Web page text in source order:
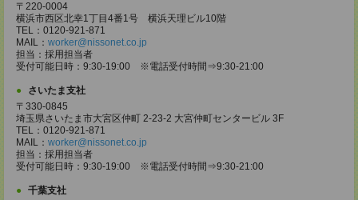
〒220-0004
横浜市西区北幸1丁目4番1号 横浜天理ビル10階
TEL：0120-921-871
MAIL： worker@nissonet.co.jp
担当：採用担当者
受付可能日時：9:30-19:00 ※電話受付時間⇒9:30-21:00
さいたま支社
〒330-0845
埼玉県さいたま市大宮区仲町 2-23-2 大宮仲町センタービル 3F
TEL：0120-921-871
MAIL： worker@nissonet.co.jp
担当：採用担当者
受付可能日時：9:30-19:00 ※電話受付時間⇒9:30-21:00
千葉支社